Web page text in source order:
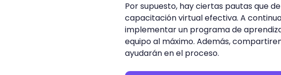
Por supuesto, hay ciertas pautas que
capacitación virtual efectiva. A
implementar un programa de
equipo al máximo. Además,
ayudarán en el proceso.